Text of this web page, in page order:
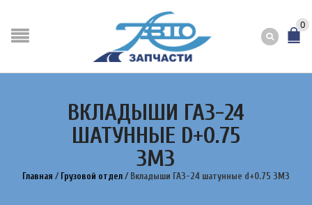
0
ВКЛАДЫШИ ГАЗ-24
ШАТУННЫЕ D+0.75
ЗМЗ
Главная / Грузовой отдел / Вкладыши ГАЗ-24 шатунные d+0.75 ЗМЗ